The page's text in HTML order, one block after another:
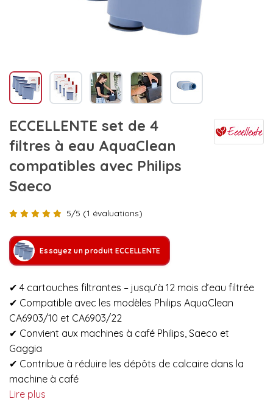
ECCELLENTE set de 4
filtres à eau AquaClean
compatibles avec Philips
Saeco
5/5 (1 évaluations)
Essayez un produit ECCELLENTE
✔ 4 cartouches filtrantes – jusqu’à 12 mois d’eau filtrée
✔ Compatible avec les modèles Philips AquaClean
CA6903/10 et CA6903/22
✔ Convient aux machines à café Philips, Saeco et
Gaggia
✔ Contribue à réduire les dépôts de calcaire dans la
machine à café
Lire plus